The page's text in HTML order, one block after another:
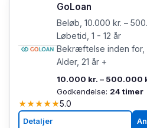
GoLoan
Beløb, 10.000 kr. –
Løbetid, 1 - 12 år
Bekræftelse inden for,
Alder, 21 år +
10.000 kr. – 500.000
Godkendelse: 24 timer
★★★★★5.0
Detaljer